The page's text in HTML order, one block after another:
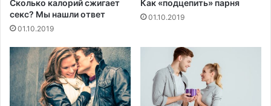
ю
р
а
о
т
д
е
н
и
е
з
Сколько калорий сжигает
секс? Мы нашли ответ
01.10.2019
Как «подцепить» парня
01.10.2019